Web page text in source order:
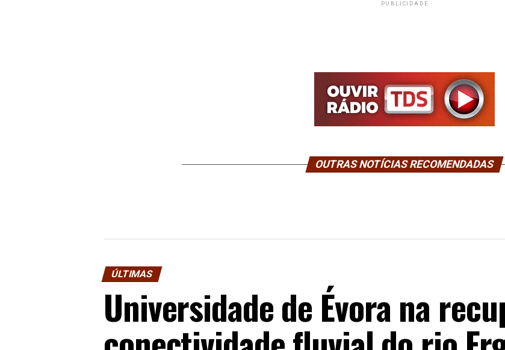
PUBLICIDADE
OUTRAS NOTÍCIAS RECOMENDADAS
ÚLTIMAS
Universidade de Évora na